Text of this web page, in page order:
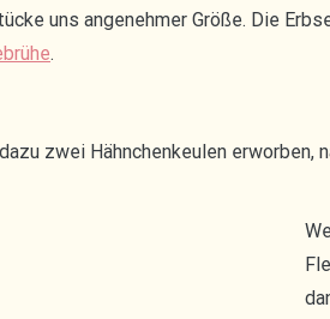
uns angenehmer Größe. Die
.
zwei Hähnchenkeulen